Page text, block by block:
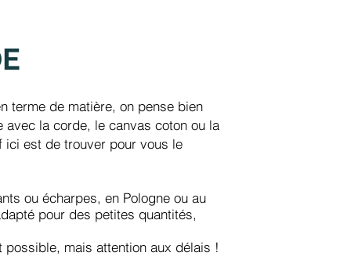
terme de matière, on pense bien
la corde, le canvas coton ou la
ici est de trouver pour vous le
ou écharpes, en Pologne ou au
pour des petites quantités,
mais attention aux délais !